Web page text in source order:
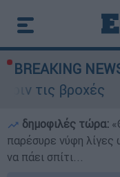
BREAKING
δημοφιλές τώρα:
παρέσυρε νύφη λίγες
να πάει σπίτι...